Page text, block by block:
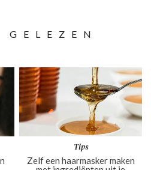
GELEZEN
Tips
Zelf een haarmasker maken